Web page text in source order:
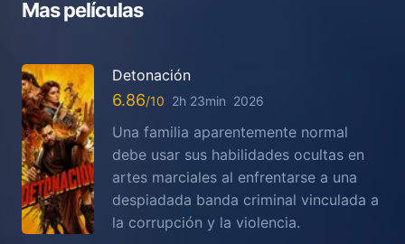
Mas películas
Detonación
6.86 2h 23min 2026
Una familia aparentemente normal
debe usar sus habilidades ocultas en
artes marciales al enfrentarse a una
despiadada banda criminal vinculada a
la corrupción y la violencia.